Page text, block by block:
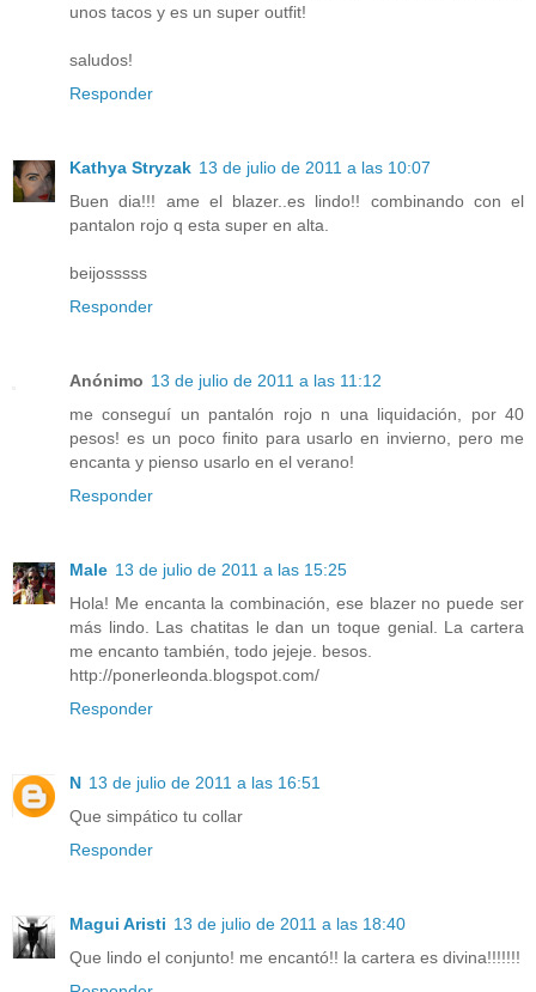
unos tacos y es un super outfit!
saludos!
Responder
Kathya Stryzak 13 de julio de 2011 a las 10:07
Buen dia!!! ame el blazer..es lindo!! combinando con el
pantalon rojo q esta super en alta.
beijosssss
Responder
Anónimo 13 de julio de 2011 a las 11:12
me conseguí un pantalón rojo n una liquidación, por 40
pesos! es un poco finito para usarlo en invierno, pero me
encanta y pienso usarlo en el verano!
Responder
Male 13 de julio de 2011 a las 15:25
Hola! Me encanta la combinación, ese blazer no puede ser
más lindo. Las chatitas le dan un toque genial. La cartera
me encanto también, todo jejeje. besos.
http://ponerleonda.blogspot.com/
Responder
N 13 de julio de 2011 a las 16:51
Que simpático tu collar
Responder
Magui Aristi 13 de julio de 2011 a las 18:40
Que lindo el conjunto! me encantó!! la cartera es divina!!!!!!!